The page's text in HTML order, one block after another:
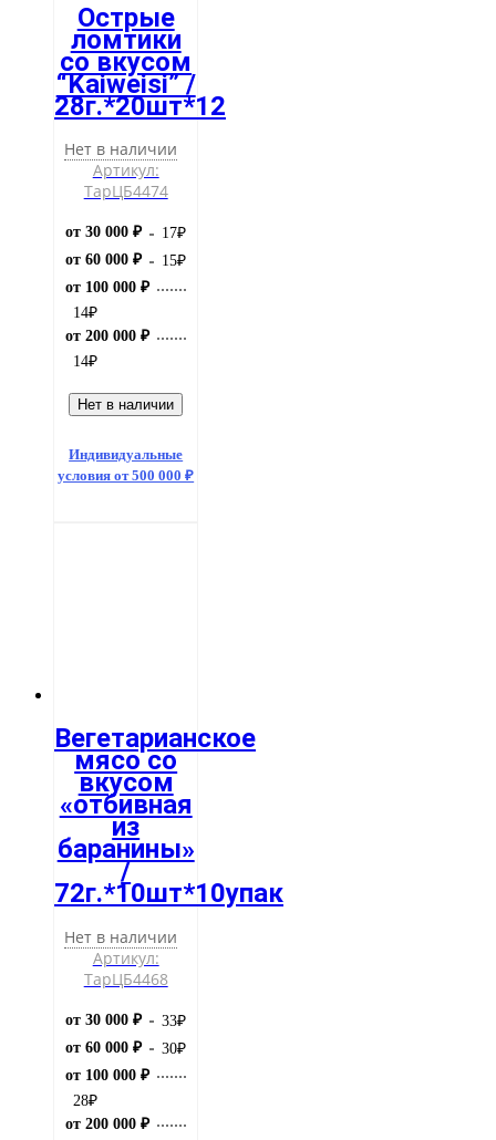
Острые
ломтики
со вкусом
“Kaiweisi” /
28г.*20шт*12
Нет в наличии
Артикул:
ТарЦБ4474
от 30 000 ₽ 17₽
от 60 000 ₽
15₽
от 100 000 ₽
14₽
от 200 000 ₽
14₽
Нет в наличии
Индивидуальные
условия от 500 000 ₽
Вегетарианское
мясо со
вкусом
«отбивная
из
баранины»
/
72г.*10шт*10упак
Нет в наличии
Артикул:
ТарЦБ4468
от 30 000 ₽ 33₽
от 60 000 ₽
30₽
от 100 000 ₽
28₽
от 200 000 ₽